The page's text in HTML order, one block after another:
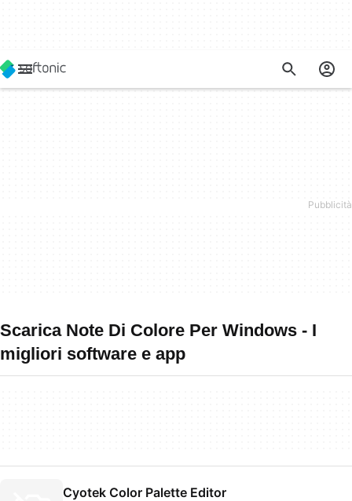
Scarica Note Di Colore Per Windows - I
migliori software e app
Cyotek Color Palette Editor